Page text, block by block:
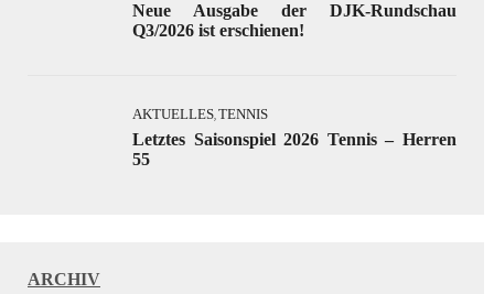
Neue Ausgabe der DJK-Rundschau
Q3/2026 ist erschienen!
AKTUELLES, TENNIS
Letztes Saisonspiel 2026 Tennis – Herren
55
ARCHIV